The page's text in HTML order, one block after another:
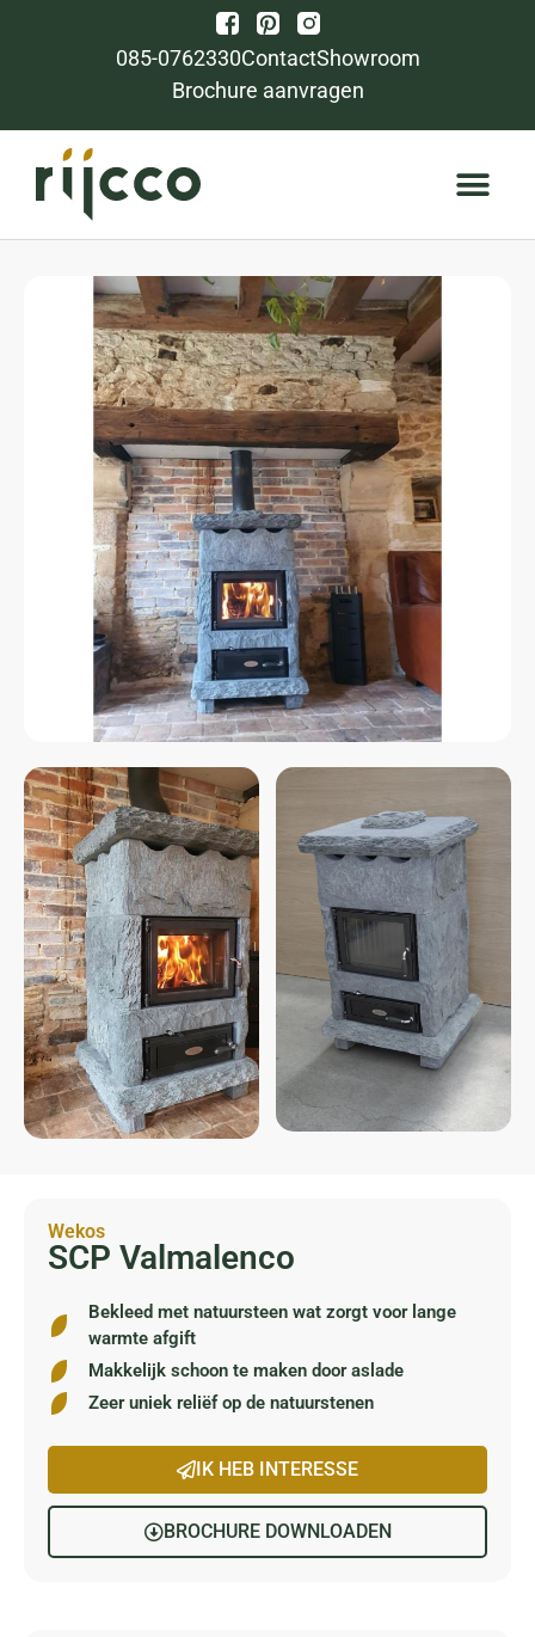
085-0762330ContactShowroom
Brochure aanvragen
Wekos
SCP Valmalenco
Bekleed met natuursteen wat zorgt voor lange
warmte afgift
Makkelijk schoon te maken door aslade
Zeer uniek reliëf op de natuurstenen
IK HEB INTERESSE
BROCHURE DOWNLOADEN